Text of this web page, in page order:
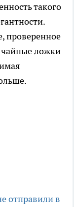
такого
проверенное
ложки
отправили в